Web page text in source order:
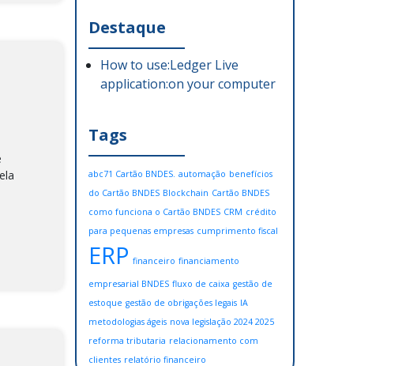
Destaque
How to use:Ledger Live
application:on your computer
Tags
abc71 Cartão BNDES. automação benefícios
do Cartão BNDES Blockchain Cartão BNDES
como funciona o Cartão BNDES CRM crédito
para pequenas empresas cumprimento fiscal
ERP financeiro financiamento
empresarial BNDES fluxo de caixa gestão de
estoque gestão de obrigações legais IA
metodologias ágeis nova legislação 2024 2025
reforma tributaria relacionamento com
clientes relatório financeiro